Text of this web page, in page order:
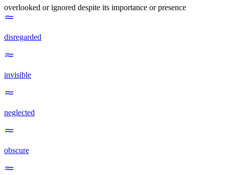
overlooked or ignored despite its importance or presence
disregarded
invisible
neglected
obscure